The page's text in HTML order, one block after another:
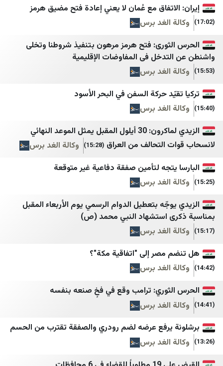
جريدة اللواء
تلفزيون المستقبل
الوفاق نيوز
ليبانون فايلز
الجديد
LBC
بتوقيت بيروت
لبنان 23
لبنان 24
النشرة
مركز بيروت للاخبار
التيار الوطني الحر
المنار
الإعلام الحربي حزب الله
صوت بيروت إنترناشونال
وكالة أخبار اليوم
خبر فوری newscenter
هرانا
همشهری آنلاین
ورزش سه
بی بی سی
الجادّة
AA Tr
BBC TURK
61SAAT
Haber3
مع عُمان لا يعني إعادة فتح مضيق هرمز
الغد برس
فتح هرمز مرهون بتنفيذ شروطنا وتخلى
فى المفاوضات الإقليمية
الغد برس
حركة السفن في البحر الأسود
الغد برس
الزيدي لماكرون: 30 أيلول المقبل يمثل الموعد النهائي
التحالف من العراق (15:28)
وكالة الغد برس
يتجه لتأمين صفقة دفاعية غير متوقعة
الغد برس
بتعطيل الدوام الرسمي يوم الأربعاء المقبل
استشهاد النبي محمد (ص)
الغد برس
مصر إلى "اتفاقية مكة"؟
الغد برس
ترامب وقع في فخٍ صنعه بنفسه
الغد برس
يرفع عرضه لضم رودري والصفقة تقترب من الحسم
الغد برس